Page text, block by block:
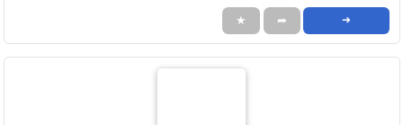
★ ➦ ➜